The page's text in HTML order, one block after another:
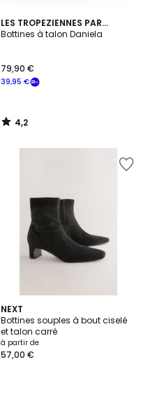
LES TROPEZIENNES PAR
M.BELARBI
Bottines à talon Daniela
39,95 €
79,90 €
4,2
/ 5
4,2
/
NEXT
Bottines souples à bout ciselé
et talon carré
à partir de
57,00 €
2
Couleurs